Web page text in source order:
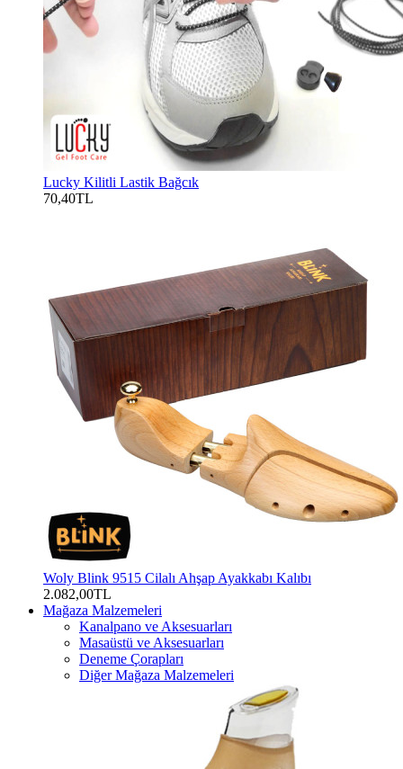
Lucky Kilitli Lastik Bağcık
70,40TL
Woly Blink 9515 Cilalı Ahşap Ayakkabı Kalıbı
2.082,00TL
Mağaza Malzemeleri
Kanalpano ve Aksesuarları
Masaüstü ve Aksesuarları
Deneme Çorapları
Diğer Mağaza Malzemeleri